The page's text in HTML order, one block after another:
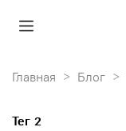
Главная Блог
тег 2